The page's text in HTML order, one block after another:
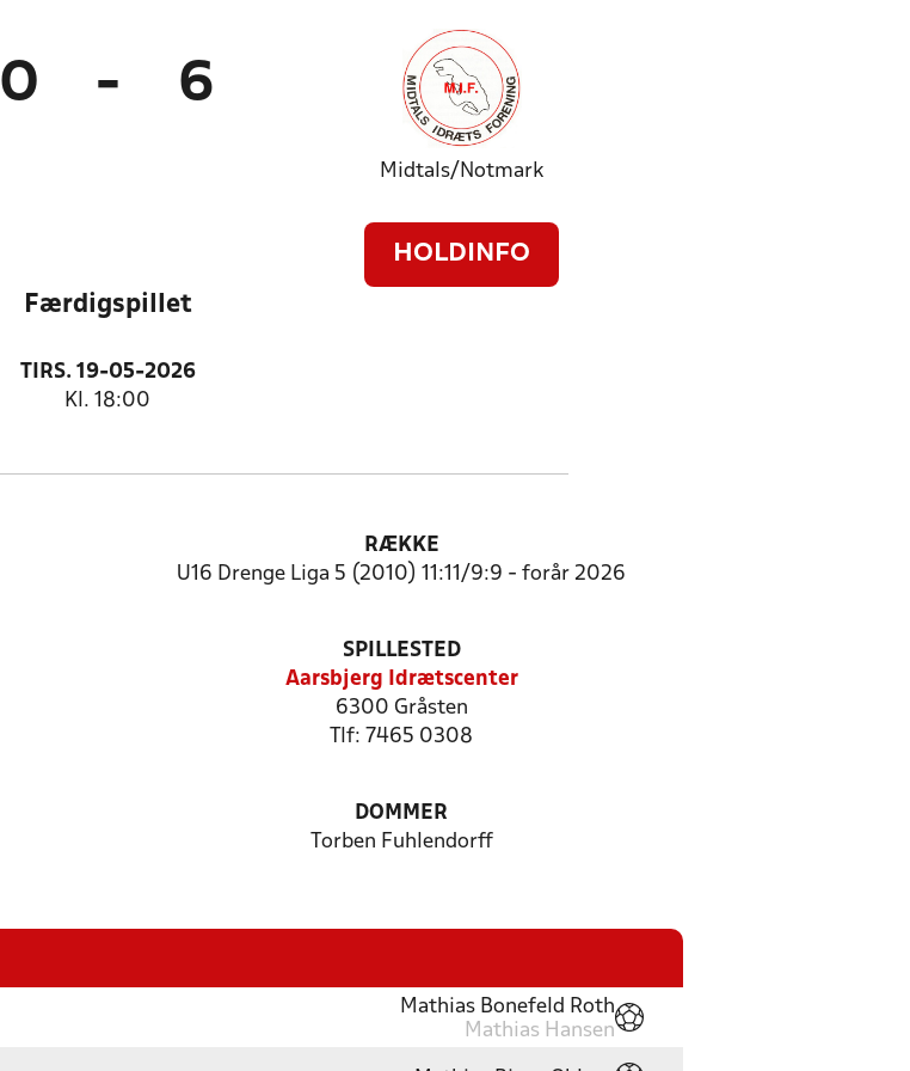
0 - 6
Midtals/Notmark
HOLDINFO
Færdigspillet
TIRS. 19-05-2026
Kl. 18:00
RÆKKE
U16 Drenge Liga 5 (2010) 11:11/9:9 - forår 2026
SPILLESTED
Aarsbjerg Idrætscenter
6300 Gråsten
Tlf: 7465 0308
DOMMER
Torben Fuhlendorff
Mathias Bonefeld Roth
Mathias Hansen